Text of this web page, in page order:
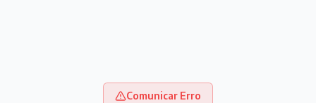
Comunicar Erro